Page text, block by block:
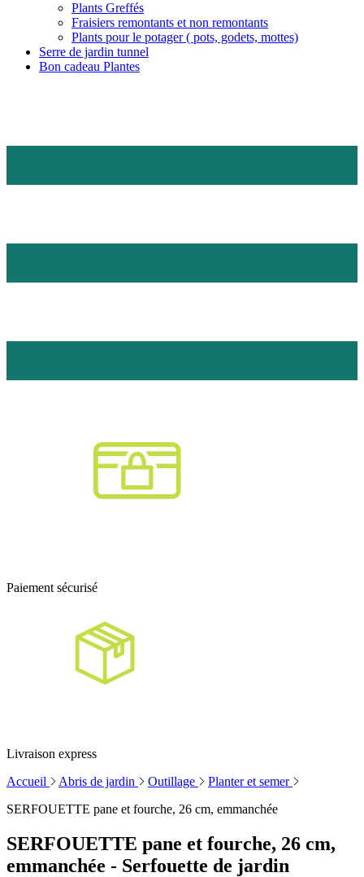
Plants Greffés
Fraisiers remontants et non remontants
Plants pour le potager ( pots, godets, mottes)
Serre de jardin tunnel
Bon cadeau Plantes
Paiement sécurisé
Livraison express
Accueil
Abris de jardin Outillage
Planter et semer
SERFOUETTE pane et fourche, 26 cm, emmanchée
SERFOUETTE pane et fourche, 26 cm,
emmanchée - Serfouette de jardin